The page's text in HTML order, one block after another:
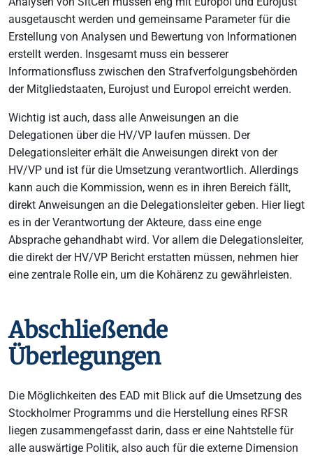
ausgetauscht werden und gemeinsame Parameter für die
Erstellung von Analysen und Bewertung von Informationen
erstellt werden. Insgesamt muss ein besserer
Informationsfluss zwischen den Strafverfolgungsbehörden
der Mitgliedstaaten, Eurojust und Europol erreicht werden.
Wichtig ist auch, dass alle Anweisungen an die
Delegationen über die HV/VP laufen müssen. Der
Delegationsleiter erhält die Anweisungen direkt von der
HV/VP und ist für die Umsetzung verantwortlich. Allerdings
kann auch die Kommission, wenn es in ihren Bereich fällt,
direkt Anweisungen an die Delegationsleiter geben. Hier liegt
es in der Verantwortung der Akteure, dass eine enge
Absprache gehandhabt wird. Vor allem die Delegationsleiter,
die direkt der HV/VP Bericht erstatten müssen, nehmen hier
eine zentrale Rolle ein, um die Kohärenz zu gewährleisten.
Abschließende
Überlegungen
Die Möglichkeiten des EAD mit Blick auf die Umsetzung des
Stockholmer Programms und die Herstellung eines RFSR
liegen zusammengefasst darin, dass er eine Nahtstelle für
alle auswärtige Politik, also auch für die externe Dimension